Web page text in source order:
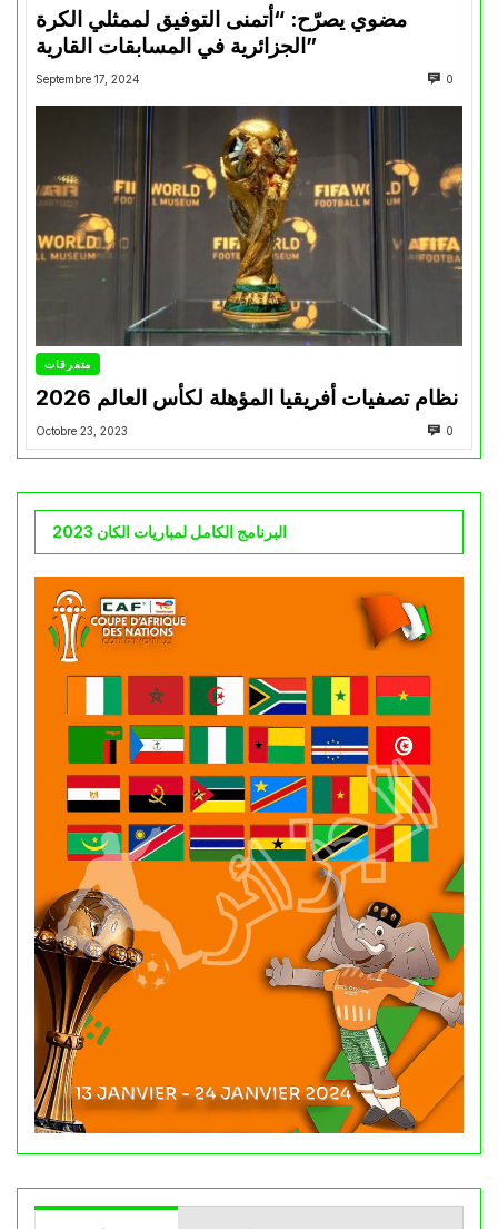
مضوي يصرّح: “أتمنى التوفيق لممثلي الكرة
الجزائرية في المسابقات القارية”
Septembre 17, 2024 0
متفرقات
نظام تصفيات أفريقيا المؤهلة لكأس العالم 2026
Octobre 23, 2023 0
البرنامج الكامل لمباريات الكان 2023